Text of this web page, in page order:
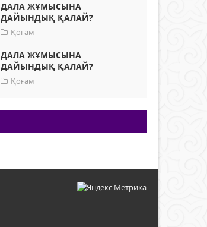
ДАЛА ЖҰМЫСЫНА
ДАЙЫНДЫҚ ҚАЛАЙ?
Қоғам
ДАЛА ЖҰМЫСЫНА
ДАЙЫНДЫҚ ҚАЛАЙ?
Қоғам